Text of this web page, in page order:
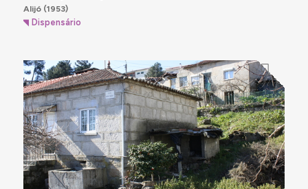
Alijó(1953)
Dispensário